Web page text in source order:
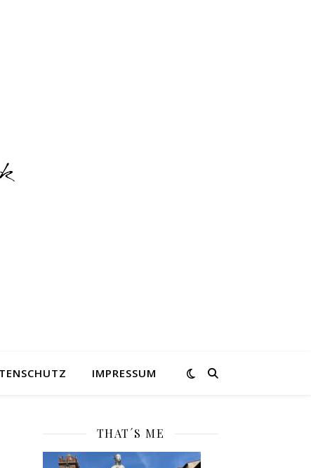
IMPRESSUM
THAT´S ME